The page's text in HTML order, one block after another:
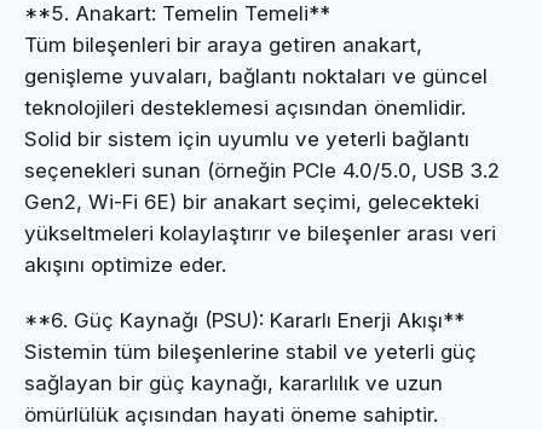
**5. Anakart: Temelin Temeli**
Tüm bileşenleri bir araya getiren anakart,
genişleme yuvaları, bağlantı noktaları ve güncel
teknolojileri desteklemesi açısından önemlidir.
Solid bir sistem için uyumlu ve yeterli bağlantı
seçenekleri sunan (örneğin PCIe 4.0/5.0, USB 3.2
Gen2, Wi-Fi 6E) bir anakart seçimi, gelecekteki
yükseltmeleri kolaylaştırır ve bileşenler arası veri
akışını optimize eder.
**6. Güç Kaynağı (PSU): Kararlı Enerji Akışı**
Sistemin tüm bileşenlerine stabil ve yeterli güç
sağlayan bir güç kaynağı, kararlılık ve uzun
ömürlülük açısından hayati öneme sahiptir.